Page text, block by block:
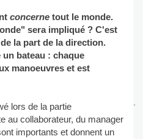
concerne tout le monde.
sera impliqué ? C'est
la part de la direction.
bateau : chaque
manoeuvres et est
lors de la partie
au collaborateur, du manager
importants et donnent un